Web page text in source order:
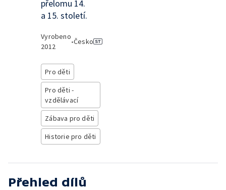
přelomu 14.
a 15. století.
Vyrobeno
2012
•Česko
Pro děti
Pro děti -
vzdělávací
Zábava pro děti
Historie pro děti
Přehled dílů